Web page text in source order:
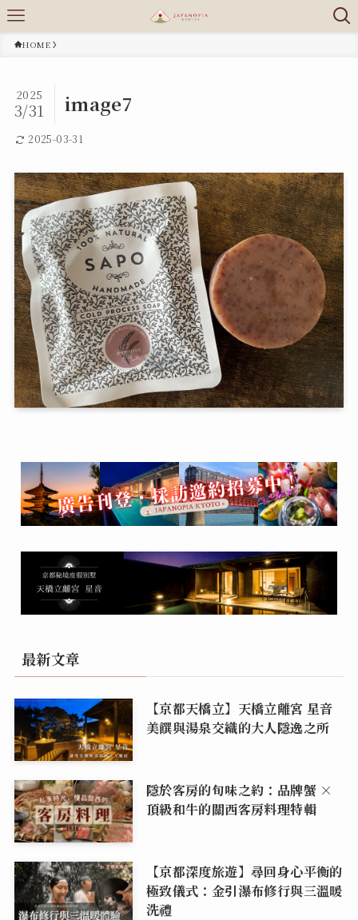
HOME
image7
2025
3/31
2025-03-31
最新文章
【京都天橋立】天橋立離宮 星音
美饌與湯泉交織的大人隱逸之所
隱於客房的旬味之約：品牌蟹 ×
頂級和牛的關西客房料理特輯
【京都深度旅遊】尋回身心平衡的
極致儀式：金引瀑布修行與三溫暖
洗禮